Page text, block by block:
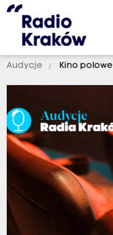
Audycje Kino polowe